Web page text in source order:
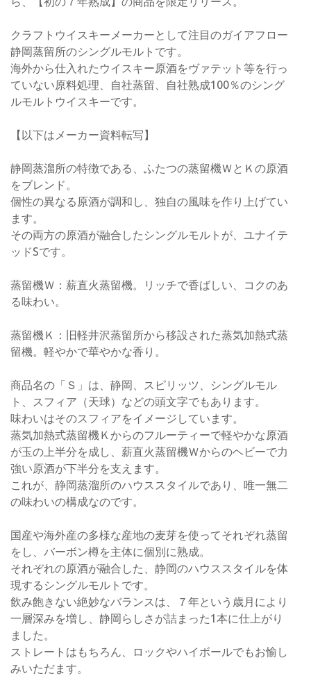
クラフトウイスキーメーカーとして注目のガイアフロー
静岡蒸留所のシングルモルトです。
海外から仕入れたウイスキー原酒をヴァテット等を行っ
ていない原料処理、自社蒸留、自社熟成100％のシング
ルモルトウイスキーです。
【以下はメーカー資料転写】
静岡蒸溜所の特徴である、ふたつの蒸留機ＷとＫの原酒
をブレンド。
個性の異なる原酒が調和し、独自の風味を作り上げてい
ます。
その両方の原酒が融合したシングルモルトが、ユナイテ
ッドSです。
蒸留機Ｗ：薪直火蒸留機。リッチで香ばしい、コクのあ
る味わい。
蒸留機Ｋ：旧軽井沢蒸留所から移設された蒸気加熱式蒸
留機。軽やかで華やかな香り。
商品名の「Ｓ」は、静岡、スピリッツ、シングルモル
ト、スフィア（天球）などの頭文字でもあります。
味わいはそのスフィアをイメージしています。
蒸気加熱式蒸留機Ｋからのフルーティーで軽やかな原酒
が玉の上半分を成し、薪直火蒸留機Ｗからのヘビーで力
強い原酒が下半分を支えます。
これが、静岡蒸溜所のハウススタイルであり、唯一無二
の味わいの構成なのです。
国産や海外産の多様な産地の麦芽を使ってそれぞれ蒸留
をし、バーボン樽を主体に個別に熟成。
それぞれの原酒が融合した、静岡のハウススタイルを体
現するシングルモルトです。
飲み飽きない絶妙なバランスは、７年という歳月により
一層深みを増し、静岡らしさが詰まった1本に仕上がり
ました。
ストレートはもちろん、ロックやハイボールでもお愉し
みいただます。